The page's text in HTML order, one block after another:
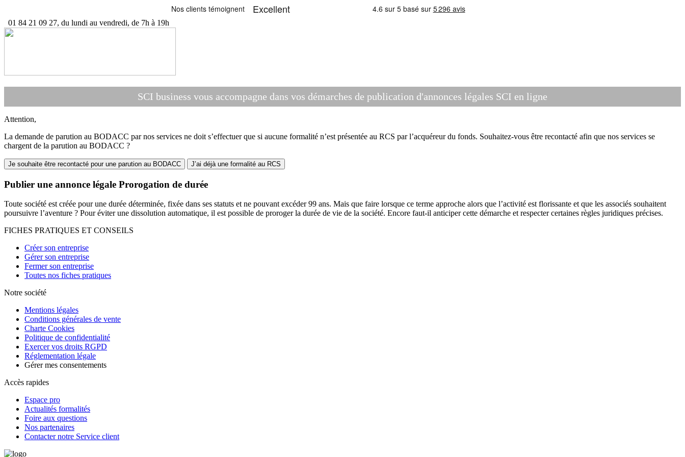
01 84 21 09 27, du lundi au vendredi, de 7h à 19h
SCI business vous accompagne dans vos démarches de publication d'annonces légales SCI en ligne
Attention,
La demande de parution au BODACC par nos services ne doit s’effectuer que si aucune formalité n’est présentée au RCS par l’acquéreur du fonds. Souhaitez-vous être recontacté afin que nos services se
chargent de la parution au BODACC ?
Je souhaite être recontacté pour une parution au BODACC J’ai déjà une formalité au RCS
Publier une annonce légale Prorogation de durée
Toute société est créée pour une durée déterminée, fixée dans ses statuts et ne pouvant excéder 99 ans. Mais que faire lorsque ce terme approche alors que l’activité est florissante et que les associés souhaitent
poursuivre l’aventure ? Pour éviter une dissolution automatique, il est possible de proroger la durée de vie de la société. Encore faut-il anticiper cette démarche et respecter certaines règles juridiques précises.
FICHES PRATIQUES ET CONSEILS
Créer son entreprise
Gérer son entreprise
Fermer son entreprise
Toutes nos fiches pratiques
Notre société
Mentions légales
Conditions générales de vente
Charte Cookies
Politique de confidentialité
Exercer vos droits RGPD
Réglementation légale
Gérer mes consentements
Accès rapides
Espace pro
Actualités formalités
Foire aux questions
Nos partenaires
Contacter notre Service client